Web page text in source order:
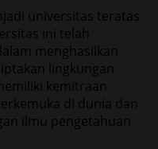
universitas teratas
ini telah
menghasilkan
lingkungan
kemitraan
di dunia dan
ilmu pengetahuan